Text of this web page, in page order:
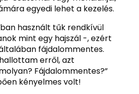
egyedi lehet a kezelés.
használt tűk rendkívül
mint egy hajszál -, ezért
fájdalommentes.
erről, azt
Fájdalommentes?”
kényelmes volt!